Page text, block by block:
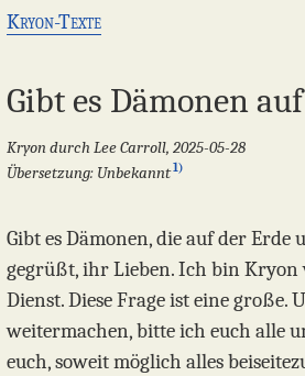
Kryon-Texte
Gibt es Dämonen
Kryon durch Lee Carroll, 2025-05-28
Übersetzung: Unbekannt1)
Gibt es Dämonen, die auf der Erde
gegrüßt, ihr Lieben. Ich bin Kryon
Dienst. Diese Frage ist eine große.
weitermachen, bitte ich euch alle
euch, soweit möglich alles